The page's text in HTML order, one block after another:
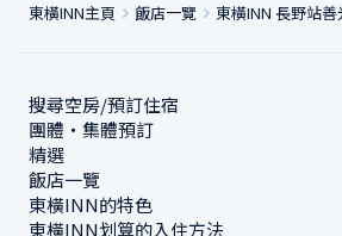
東橫INN主頁 飯店一覽 東橫INN 長野站善
搜尋空房/預訂住宿
團體・集體預訂
精選
飯店一覽
東橫INN的特色
東橫INN划算的入住方法